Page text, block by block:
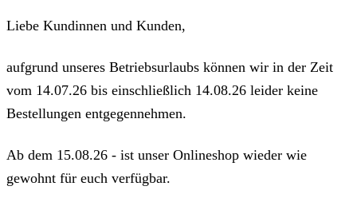
Liebe Kundinnen und Kunden,
aufgrund unseres Betriebsurlaubs können wir in der Zeit
vom 14.07.26 bis einschließlich 14.08.26 leider keine
Bestellungen entgegennehmen.
Ab dem 15.08.26 - ist unser Onlineshop wieder wie
gewohnt für euch verfügbar.